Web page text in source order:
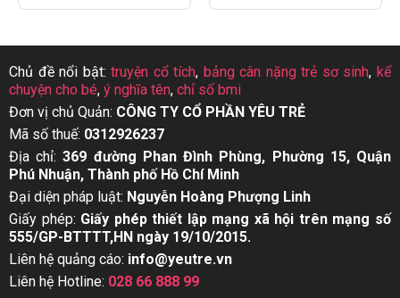
Chủ đề nổi bật:truyện cổ tích, bảng cân nặng trẻ sơ sinh,kể
chuyện cho bé, ý nghĩa tên, chỉ số bmi
Đơn vị chủ Quản: CÔNG TY CỔ PHẦN YÊU TRẺ
Mã số thuế: 0312926237
Địa chỉ:369 đường Phan Đình Phùng, Phường 15, Quận
Phú Nhuận, Thành phố Hồ Chí Minh
Đại diện pháp luật: Nguyễn Hoàng Phượng Linh
Giấy phép: Giấy phép thiết lập mạng xã hội trên mạng số
555/GP-BTTTT,HN ngày 19/10/2015.
Liên hệ quảng cáo: info@yeutre.vn
Liên hệ Hotline: 028 66 888 99